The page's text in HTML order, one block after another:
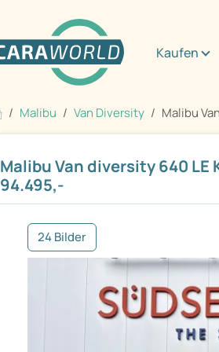
Kaufen
Malibu Van Diversity Malibu
Malibu Van diversity 640 LE
94.495,-
24 Bilder